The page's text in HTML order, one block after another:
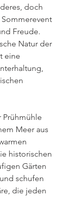
doch
Freude.
Natur der
eine
Prühmühle
Meer aus
historischen
Gärten
schufen
die jeden